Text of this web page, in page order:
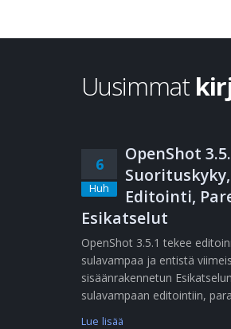
Uusimmat
6
Huh
OpenShot
Editointi,
Esikatselut
OpenShot 3.5.1 tekee
sulavampaa ja entistä
sisäänrakennetun
sulavampaan editointiin,
Lue lisää